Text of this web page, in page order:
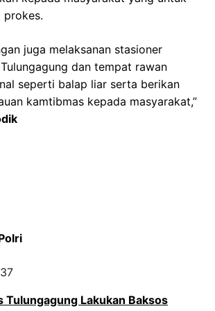
prokes.
juga melaksanan stasioner
dan tempat rawan
seperti balap liar serta berikan
kamtibmas kepada masyarakat,”
37
Tulungagung Lakukan Baksos